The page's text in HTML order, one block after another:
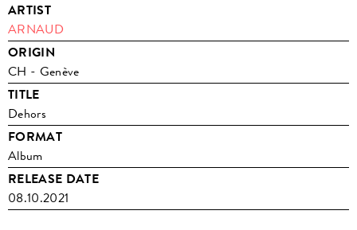
ARTIST
ARNAUD
ORIGIN
CH - Genève
TITLE
Dehors
FORMAT
Album
RELEASE DATE
08.10.2021